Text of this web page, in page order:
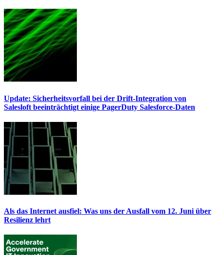
Update: Sicherheitsvorfall bei der Drift-Integration von
Salesloft beeinträchtigt einige PagerDuty Salesforce-Daten
Als das Internet ausfiel: Was uns der Ausfall vom 12. Juni über
Resilienz lehrt